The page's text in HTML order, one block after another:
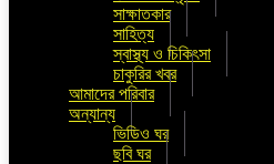
সাক্ষাতকার
সাহিত্য
স্বাস্থ্য ও চিকিৎসা
চাকুরির খবর
আমাদের পরিবার
অন্যান্য
ভিডিও ঘর
ছবি ঘর